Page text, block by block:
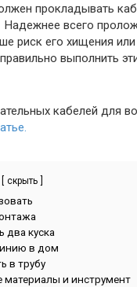
прокладывать
Надежнее всего
риск его хищения
выполнить
кабелей для
скрыть
два куска
в дом
в трубу
и инструмент